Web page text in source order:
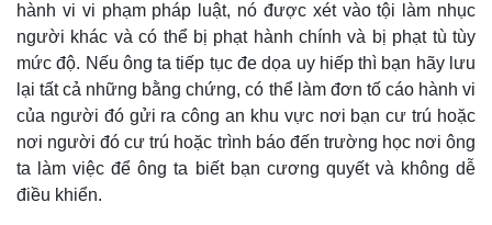
Kinh tế
Thị trường
hành vi vi phạm pháp luật, nó được xét vào tội làm nhục
người khác và có thể bị phạt hành chính và bị phạt tù tùy
mức độ. Nếu ông ta tiếp tục đe dọa uy hiếp thì bạn hãy lưu
lại tất cả những bằng chứng, có thể làm đơn tố cáo hành vi
của người đó gửi ra công an khu vực nơi bạn cư trú hoặc
nơi người đó cư trú hoặc trình báo đến trường học nơi ông
ta làm việc để ông ta biết bạn cương quyết và không dễ
điều khiển.